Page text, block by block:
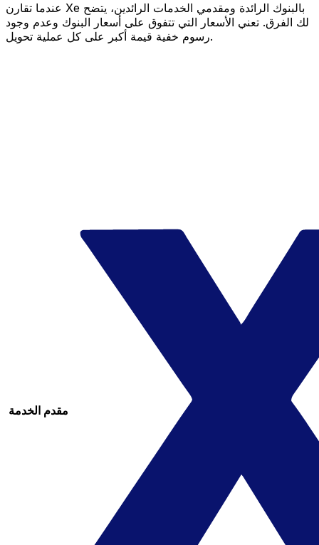
عندما تقارن Xe بالبنوك الرائدة ومقدمي الخدمات الرائدين، يتضح
لك الفرق. تعني الأسعار التي تتفوق على أسعار البنوك وعدم وجود
رسوم خفية قيمة أكبر على كل عملية تحويل.
مقدم الخدمة